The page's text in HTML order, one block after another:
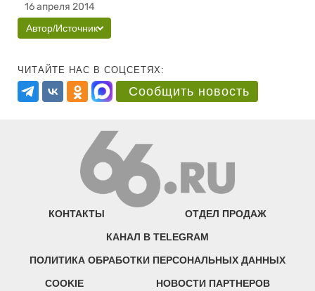
16 апреля 2014
Автор/Источник
ЧИТАЙТЕ НАС В СОЦСЕТЯХ:
Сообщить новость
КОНТАКТЫ ОТДЕЛ ПРОДАЖ
КАНАЛ В TELEGRAM
ПОЛИТИКА ОБРАБОТКИ ПЕРСОНАЛЬНЫХ ДАННЫХ
COOKIE НОВОСТИ ПАРТНЕРОВ